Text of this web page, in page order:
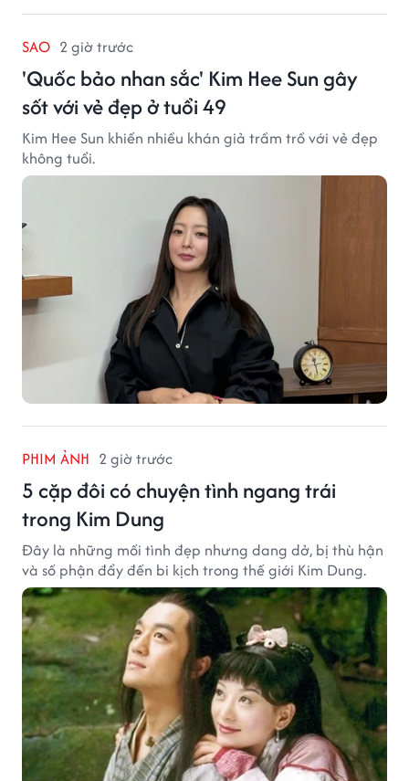
SAO 2 giờ trước
'Quốc bảo nhan sắc' Kim Hee Sun gây
sốt với vẻ đẹp ở tuổi 49
Kim Hee Sun khiến nhiều khán giả trầm trồ với vẻ đẹp
không tuổi.
PHIM ẢNH 2 giờ trước
5 cặp đôi có chuyện tình ngang trái
trong Kim Dung
Đây là những mối tình đẹp nhưng dang dở, bị thù hận
và số phận đẩy đến bi kịch trong thế giới Kim Dung.